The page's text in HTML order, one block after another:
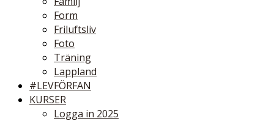
Form
Friluftsliv
Foto
Träning
Lappland
#LEVFÖRFAN
KURSER
Logga in 2025